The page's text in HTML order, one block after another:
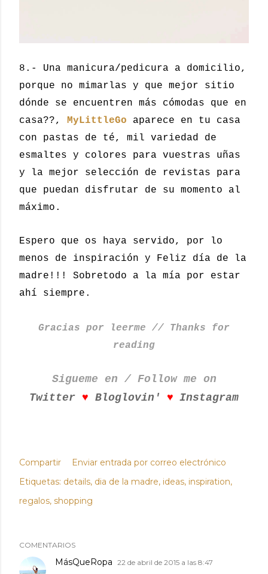
8.- Una manicura/pedicura a domicilio,
porque no mimarlas y que mejor sitio
dónde se encuentren más cómodas que en
casa??, MyLittleGo
aparece en tu casa
con pastas de té, mil variedad de
esmaltes y colores para vuestras uñas
y la mejor selección de revistas para
que puedan disfrutar de su momento al
máximo .
Espero que os haya servido, por lo
menos de inspiración y Feliz día de la
madre!!! Sobretodo a la mía por estar
ahí siempre.
Gracias por leerme // Thanks for
reading
Sigueme en / Follow me on
Twitter ♥ Bloglovin' ♥ Instagram
Compartir
Enviar entrada por correo electrónico
Etiquetas: details dia de la madre ideas inspiration
regalos shopping
COMENTARIOS
MásQueRopa 22 de abril de 2015 a las 8:47